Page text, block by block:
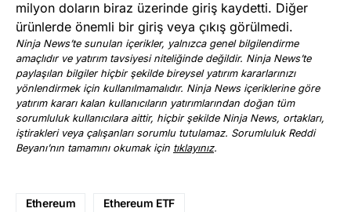
milyon doların biraz üzerinde giriş kaydetti. Diğer
ürünlerde önemli bir giriş veya çıkış görülmedi.
Ninja News’te sunulan içerikler, yalnızca genel bilgilendirme
amaçlıdır ve yatırım tavsiyesi niteliğinde değildir. Ninja News’te
paylaşılan bilgiler hiçbir şekilde bireysel yatırım kararlarınızı
yönlendirmek için kullanılmamalıdır. Ninja News içeriklerine göre
yatırım kararı kalan kullanıcıların yatırımlarından doğan tüm
sorumluluk kullanıcılara aittir, hiçbir şekilde Ninja News, ortakları,
iştirakleri veya çalışanları sorumlu tutulamaz. Sorumluluk Reddi
Beyanı’nın tamamını okumak için tıklayınız.
Ethereum Ethereum ETF